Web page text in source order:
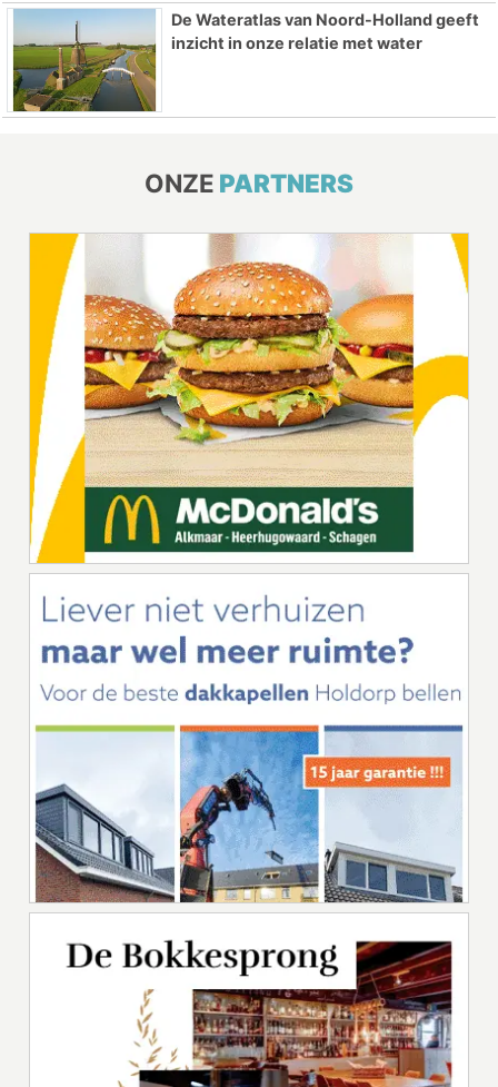
De Wateratlas van Noord-Holland geeft
inzicht in onze relatie met water
ONZE PARTNERS